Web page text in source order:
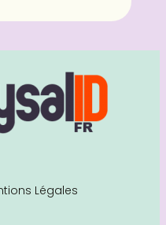
Légales